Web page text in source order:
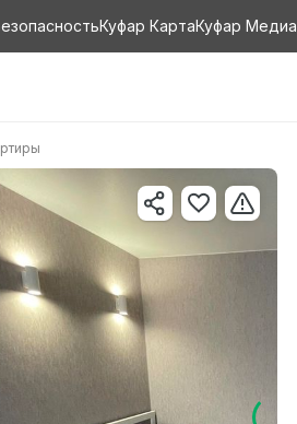
Куфар КартаКуфар Медиа